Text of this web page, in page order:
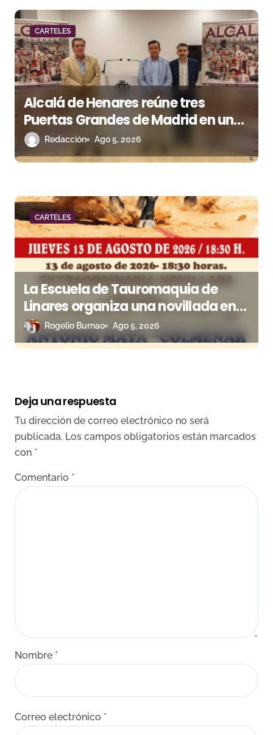
d
a
s
CARTELES
Alcalá de Henares reúne tres
Puertas Grandes de Madrid en una
feria de alto nivel
Redacción Ago 5, 2026
CARTELES
La Escuela de Tauromaquia de
Linares organiza una novillada en
la plaza de toros de Cambil
Rogelio Burnao Ago 5, 2026
Deja una respuesta
Tu dirección de correo electrónico no será
publicada. Los campos obligatorios están marcados
con *
Comentario *
Nombre *
Correo electrónico *